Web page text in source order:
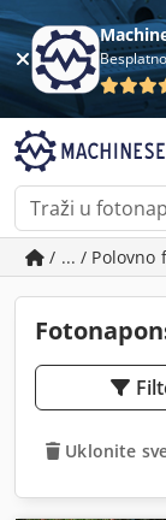
/ ... / Polovno
Uklonite